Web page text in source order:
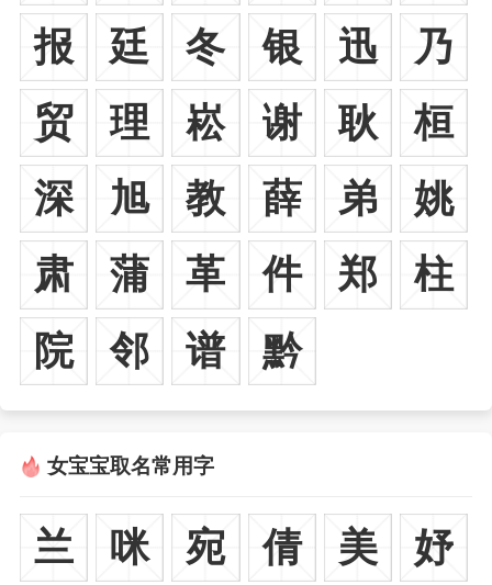
报
廷 冬 银 迅
乃
贸
理 崧 谢 耿
桓
深
旭 教 薛 弟
姚
肃
蒲 革 件 郑
柱
院
邻 谱 黔
女宝宝取名常用字
兰 咪 宛 倩 美
妤